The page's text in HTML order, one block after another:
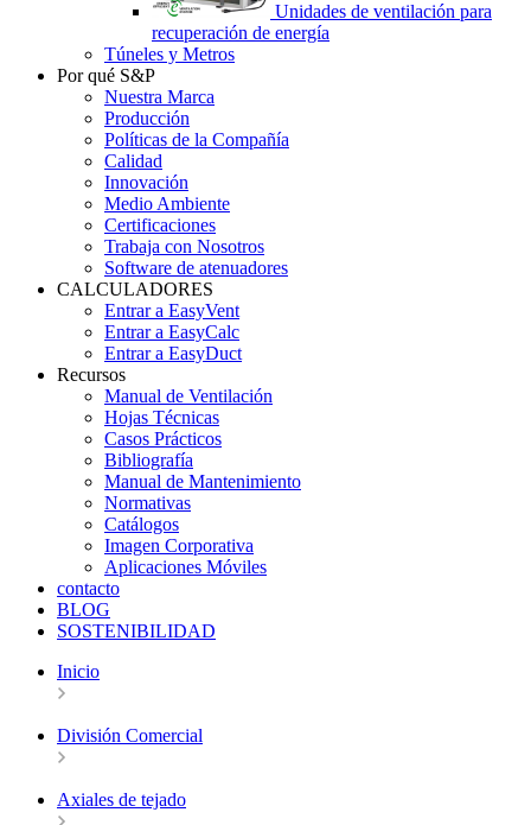
Unidades de ventilación para
recuperación de energía
Túneles y Metros
Por qué S&P
Nuestra Marca
Producción
Políticas de la Compañía
Calidad
Innovación
Medio Ambiente
Certificaciones
Trabaja con Nosotros
Software de atenuadores
CALCULADORES
Entrar a EasyVent
Entrar a EasyCalc
Entrar a EasyDuct
Recursos
Manual de Ventilación
Hojas Técnicas
Casos Prácticos
Bibliografía
Manual de Mantenimiento
Normativas
Catálogos
Imagen Corporativa
Aplicaciones Móviles
contacto
BLOG
SOSTENIBILIDAD
Inicio
División Comercial
Axiales de tejado